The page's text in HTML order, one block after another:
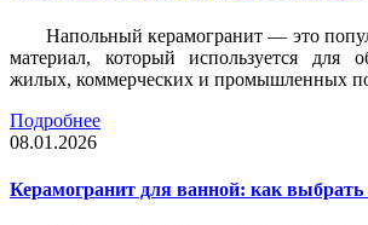
Напольный керамогранит — это
материал, который используется для
жилых, коммерческих и промышленных
Подробнее
08.01.2026
Керамогранит для ванной: как выбрать